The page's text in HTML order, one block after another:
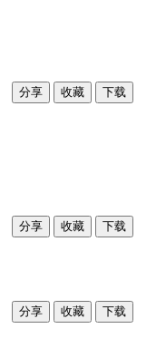
分享 收藏 下载
分享 收藏 下载
分享 收藏 下载